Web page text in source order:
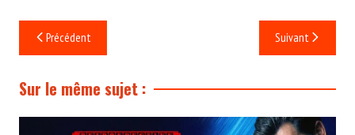
Navigation
de
l’article
Précédent Suivant
Sur le même sujet :